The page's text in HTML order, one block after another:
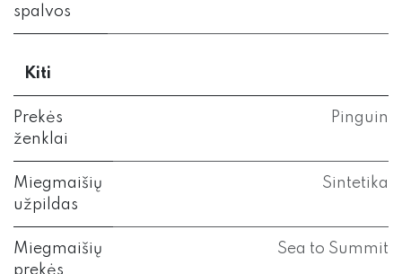
spalvos
Kiti
Prekės
ženklai
Pinguin
Miegmaišių
užpildas
Sintetika
Miegmaišių
prekės
Sea to Summit